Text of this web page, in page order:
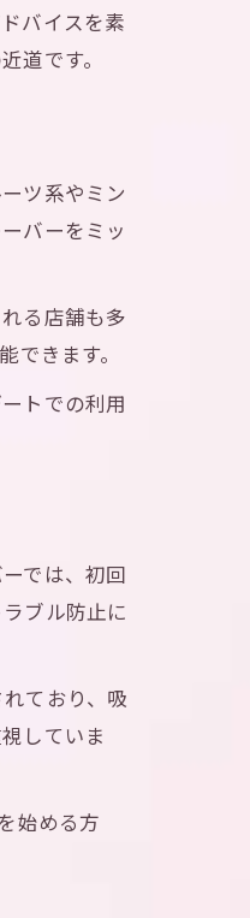
バイスを素
道です。
ツ系やミン
バーをミッ
る店舗も多
きます。
トでの利用
では、初回
ブル防止に
ており、吸
していま
始める方